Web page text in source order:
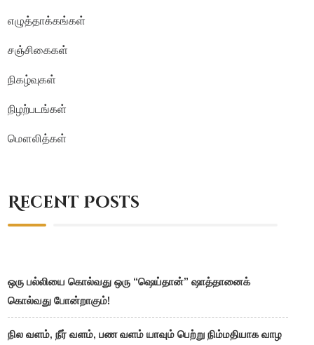
எழுத்தாக்கங்கள்
சஞ்சிகைகள்
நிகழ்வுகள்
நிழற்படங்கள்
மௌலித்கள்
Recent Posts
ஒரு பல்லியை கொல்வது ஒரு “ஷெய்தான்” ஷாத்தானைக்
கொல்வது போன்றாகும்!
நில வளம், நீர் வளம், பண வளம் யாவும் பெற்று நிம்மதியாக வாழ